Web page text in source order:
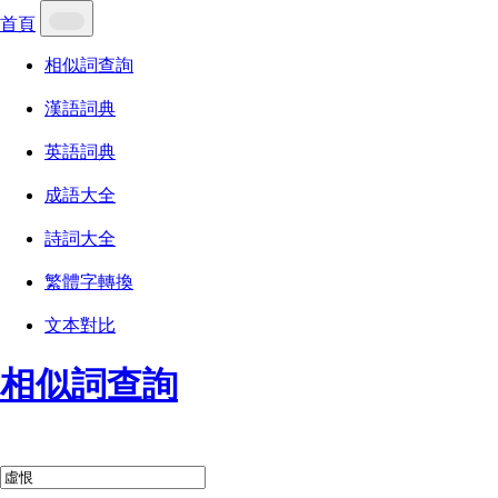
首頁
相似詞查詢
漢語詞典
英語詞典
成語大全
詩詞大全
繁體字轉換
文本對比
相似詞查詢